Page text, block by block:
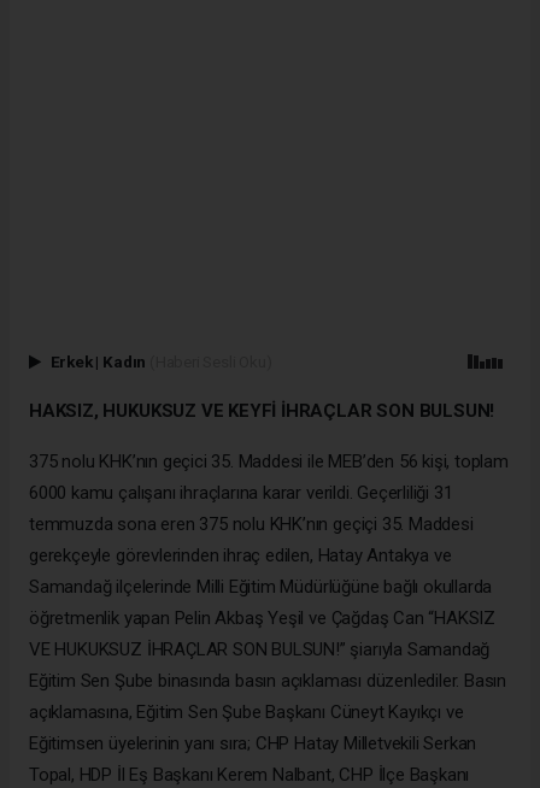
Erkek | Kadın
HAKSIZ, HUKUKSUZ VE KEYFİ İHRAÇLAR SON BULSUN!
375 nolu KHK’nın geçici 35. Maddesi ile MEB’den 56 kişi, toplam
6000 kamu çalışanı ihraçlarına karar verildi. Geçerliliği 31
temmuzda sona eren 375 nolu KHK’nın geçiçi 35. Maddesi
gerekçeyle görevlerinden ihraç edilen, Hatay Antakya ve
Samandağ ilçelerinde Milli Eğitim Müdürlüğüne bağlı okullarda
öğretmenlik yapan Pelin Akbaş Yeşil ve Çağdaş Can “HAKSIZ
VE HUKUKSUZ İHRAÇLAR SON BULSUN!” şiarıyla Samandağ
Eğitim Sen Şube binasında basın açıklaması düzenlediler. Basın
açıklamasına, Eğitim Sen Şube Başkanı Cüneyt Kayıkçı ve
Eğitimsen üyelerinin yanı sıra; CHP Hatay Milletvekili Serkan
Topal, HDP İl Eş Başkanı Kerem Nalbant, CHP İlçe Başkanı